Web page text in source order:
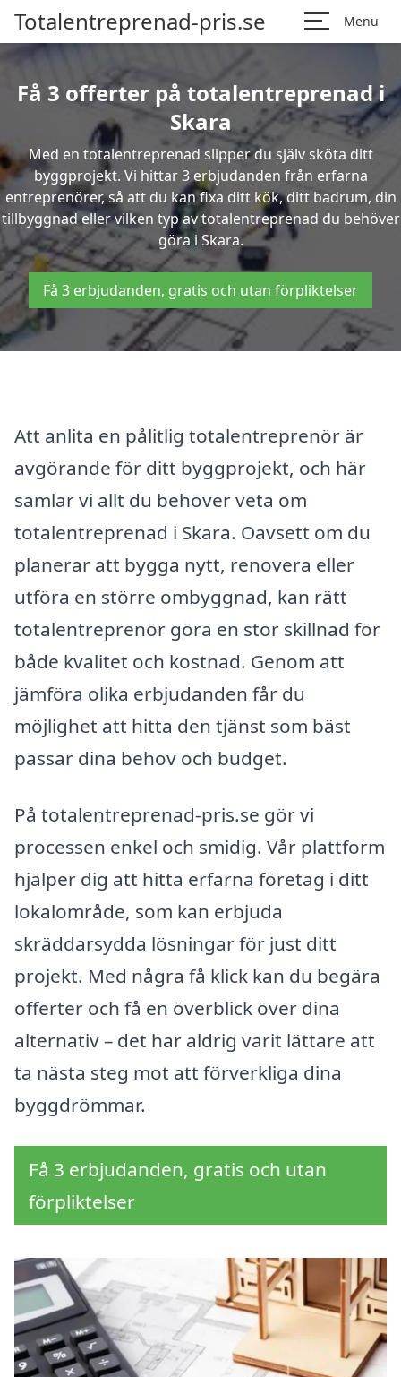
Totalentreprenad-pris.se Menu
Få 3 offerter på totalentreprenad i
Skara
Med en totalentreprenad slipper du själv sköta ditt
byggprojekt. Vi hittar 3 erbjudanden från erfarna
entreprenörer, så att du kan fixa ditt kök, ditt badrum, din
tillbyggnad eller vilken typ av totalentreprenad du behöver
göra i Skara.
Få 3 erbjudanden, gratis och utan förpliktelser
Att anlita en pålitlig totalentreprenör är
avgörande för ditt byggprojekt, och här
samlar vi allt du behöver veta om
totalentreprenad i Skara. Oavsett om du
planerar att bygga nytt, renovera eller
utföra en större ombyggnad, kan rätt
totalentreprenör göra en stor skillnad för
både kvalitet och kostnad. Genom att
jämföra olika erbjudanden får du
möjlighet att hitta den tjänst som bäst
passar dina behov och budget.
På totalentreprenad-pris.se gör vi
processen enkel och smidig. Vår plattform
hjälper dig att hitta erfarna företag i ditt
lokalområde, som kan erbjuda
skräddarsydda lösningar för just ditt
projekt. Med några få klick kan du begära
offerter och få en överblick över dina
alternativ – det har aldrig varit lättare att
ta nästa steg mot att förverkliga dina
byggdrömmar.
Få 3 erbjudanden, gratis och utan
förpliktelser